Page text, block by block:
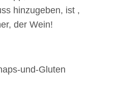
hinzugeben, ist ,
der Wein!